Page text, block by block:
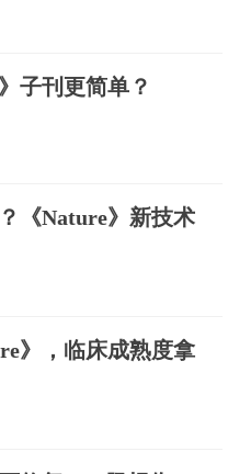
子刊更简单？
《Nature》新技术
》，临床成熟度拿